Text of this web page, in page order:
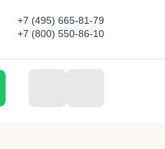
+7 (495) 665-81-79
+7 (800) 550-86-10